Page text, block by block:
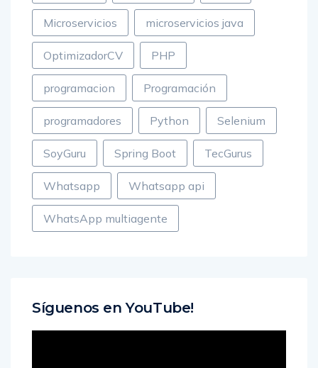
Microservicios microservicios java
OptimizadorCV PHP
programacion Programación
programadores Python Selenium
SoyGuru Spring Boot TecGurus
Whatsapp Whatsapp api
WhatsApp multiagente